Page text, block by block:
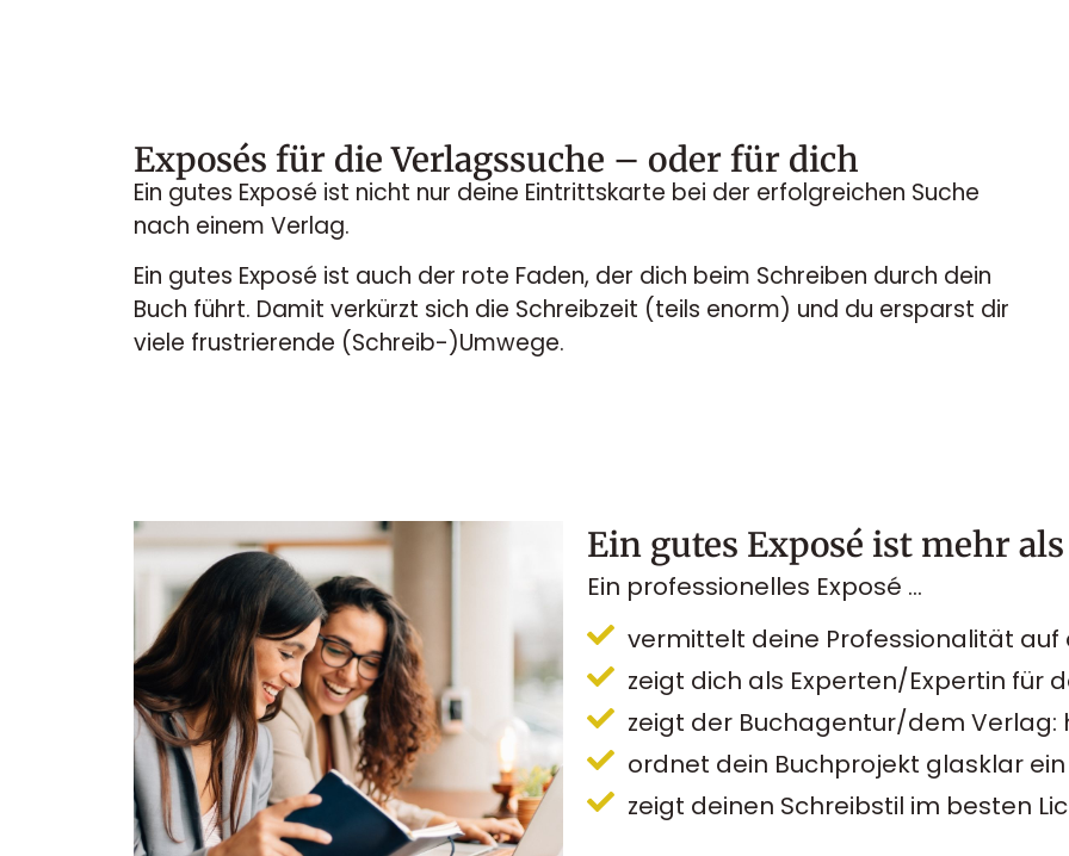
Exposés für die Verlagssuche – oder für dich
Ein gutes Exposé ist nicht nur deine Eintrittskarte bei der erfolgreichen Suche
nach einem Verlag.
Ein gutes Exposé ist auch der rote Faden, der dich beim Schreiben durch dein
Buch führt. Damit verkürzt sich die Schreibzeit (teils enorm) und du ersparst dir
viele frustrierende (Schreib-)Umwege.
Ein gutes Exposé ist mehr
Ein professionelles Exposé …
vermittelt deine Professionalität auf
zeigt dich als Experten/Expertin für
zeigt der Buchagentur/dem Verlag:
ordnet dein Buchprojekt glasklar ein
zeigt deinen Schreibstil im besten